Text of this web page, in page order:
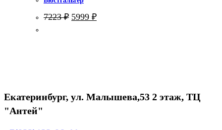
7223₽ Первоначальная
цена
5999 ₽Текущая
цена:
Екатеринбург, ул. Малышева,53 2 этаж, ТЦ
"Антей"